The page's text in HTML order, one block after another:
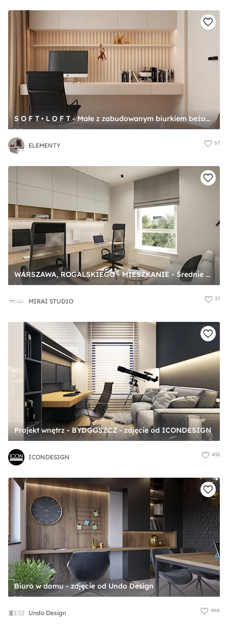
S O F T • L O F T - Małe z zabudowanym biurkiem beżowe białe biuro, styl nowoczesny - zdjęcie od ELEMENTY
ELEMENTY 57
WARSZAWA, ROGALSKIEGO - MIESZKANIE - Średnie w osobnym pomieszczeniu z sofą białe biuro, styl skandynawski - zdjęcie od MIRAI STUDIO
MIRAI STUDIO 37
Projekt wnętrz - BYDGOSZCZ - zdjęcie od ICONDESIGN
ICONDESIGN 433
Biuro w domu - zdjęcie od Undo Design
Undo Design 466